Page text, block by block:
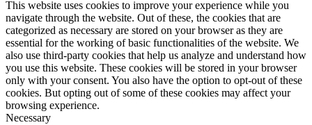
This website uses cookies to improve your experience while you
navigate through the website. Out of these, the cookies that are
categorized as necessary are stored on your browser as they are
essential for the working of basic functionalities of the website. We
also use third-party cookies that help us analyze and understand how
you use this website. These cookies will be stored in your browser
only with your consent. You also have the option to opt-out of these
cookies. But opting out of some of these cookies may affect your
browsing experience.
Necessary